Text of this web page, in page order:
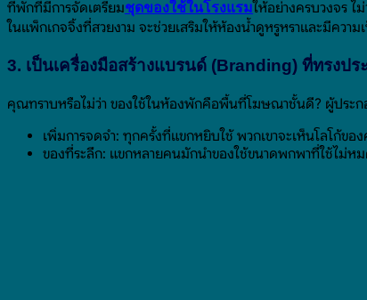
ที่พักที่มีการจัดเตรียมชุดของใช้ในโรงแรมให้อย่างครบวงจร ไ
ในแพ็กเกจจิ้งที่สวยงาม จะช่วยเสริมให้ห้องน้ำดูหรูหราและมีควา
3. เป็นเครื่องมือสร้างแบรนด์ (Branding) ที่ทรงปร
คุณทราบหรือไม่ว่า ของใช้ในห้องพักคือพื้นที่โฆษณาชั้นดี? ผู้ประ
เพิ่มการจดจำ: ทุกครั้งที่แขกหยิบใช้ พวกเขาจะเห็นโลโก้ขอ
ของที่ระลึก: แขกหลายคนมักนำของใช้ขนาดพกพาที่ใช้ไม่